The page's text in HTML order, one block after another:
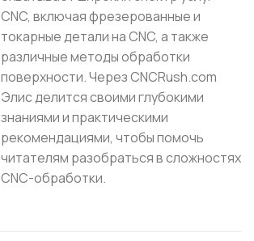
CNC, включая фрезерованные и
токарные детали на CNC, а также
различные методы обработки
поверхности. Через CNCRush.com
Элис делится своими глубокими
знаниями и практическими
рекомендациями, чтобы помочь
читателям разобраться в сложностях
CNC-обработки.